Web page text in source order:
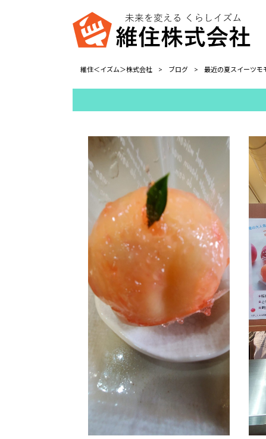
維住＜イズム＞株式会社 > ブログ > 最近の夏スイーツモ